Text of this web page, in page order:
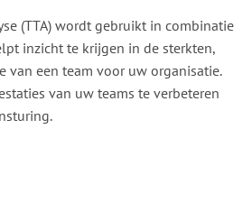
(TTA) wordt gebruikt in combinatie
inzicht te krijgen in de sterkten,
van een team voor uw organisatie.
van uw teams te verbeteren